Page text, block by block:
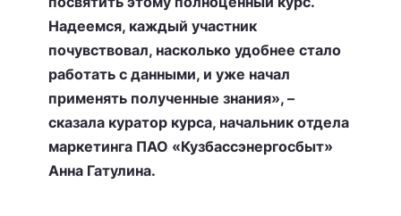
Надеемся, каждый участник
почувствовал, насколько удобнее стало
работать с данными, и уже начал
применять полученные знания», –
сказала куратор курса, начальник отдела
маркетинга ПАО «Кузбассэнергосбыт»
Анна Гатулина.